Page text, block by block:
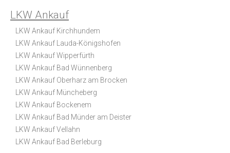
LKW Ankauf
LKW Ankauf Kirchhundem
LKW Ankauf Lauda-Königshofen
LKW Ankauf Wipperfürth
LKW Ankauf Bad Wünnenberg
LKW Ankauf Oberharz am Brocken
LKW Ankauf Müncheberg
LKW Ankauf Bockenem
LKW Ankauf Bad Münder am Deister
LKW Ankauf Vellahn
LKW Ankauf Bad Berleburg